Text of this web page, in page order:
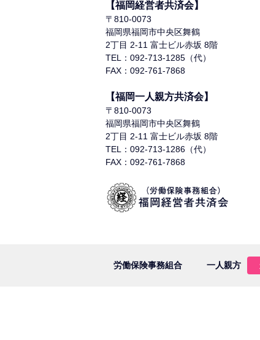
【福岡経営者共済会】
〒810-0073
福岡県福岡市中央区舞鶴
2丁目 2-11 富士ビル赤坂 8階
TEL：092-713-1285（代）
FAX：092-761-7868
【福岡一人親方共済会】
〒810-0073
福岡県福岡市中央区舞鶴
2丁目 2-11 富士ビル赤坂 8階
TEL：092-713-1286（代）
FAX：092-761-7868
労働保険事務組合 一人親方